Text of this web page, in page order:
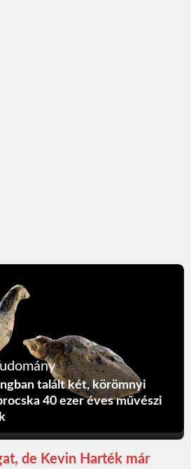
talált két, körömnyi
40 ezer éves művészi
de Kevin Harték már